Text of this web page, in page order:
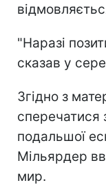
"Наразі
сказав у
Згідно з
подальшої
Мільярдер
мир.